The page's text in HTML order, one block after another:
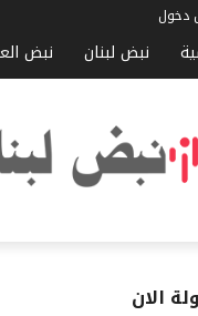
دخول
نبض لبنان نبض
الان